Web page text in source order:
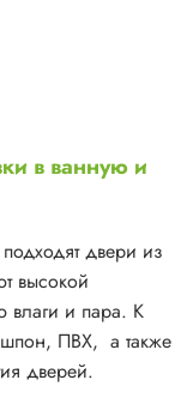
в ванную и
двери из
высокой
влаги и пара. К
ПВХ, а также
дверей.